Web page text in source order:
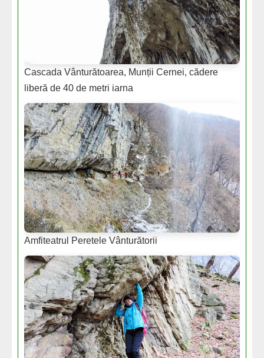
Cascada Vânturătoarea, Munții Cernei, cădere
liberă de 40 de metri iarna
Amfiteatrul Peretele Vânturătorii